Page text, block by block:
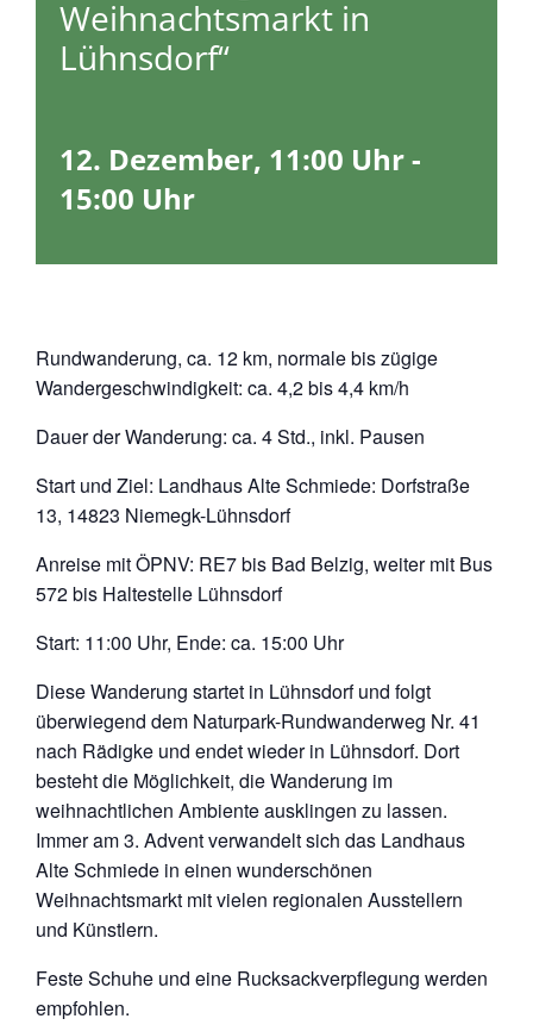
Weihnachtsmarkt in
Lühnsdorf“
12. Dezember, 11:00 Uhr-
15:00 Uhr
Rundwanderung, ca. 12 km, normale bis zügige
Wandergeschwindigkeit: ca. 4,2 bis 4,4 km/h
Dauer der Wanderung: ca. 4 Std., inkl. Pausen
Start und Ziel: Landhaus Alte Schmiede: Dorfstraße
13, 14823 Niemegk-Lühnsdorf
Anreise mit ÖPNV: RE7 bis Bad Belzig, weiter mit Bus
572 bis Haltestelle Lühnsdorf
Start: 11:00 Uhr, Ende: ca. 15:00 Uhr
Diese Wanderung startet in Lühnsdorf und folgt
überwiegend dem Naturpark-Rundwanderweg Nr. 41
nach Rädigke und endet wieder in Lühnsdorf. Dort
besteht die Möglichkeit, die Wanderung im
weihnachtlichen Ambiente ausklingen zu lassen.
Immer am 3. Advent verwandelt sich das Landhaus
Alte Schmiede in einen wunderschönen
Weihnachtsmarkt mit vielen regionalen Ausstellern
und Künstlern.
Feste Schuhe und eine Rucksackverpflegung werden
empfohlen.